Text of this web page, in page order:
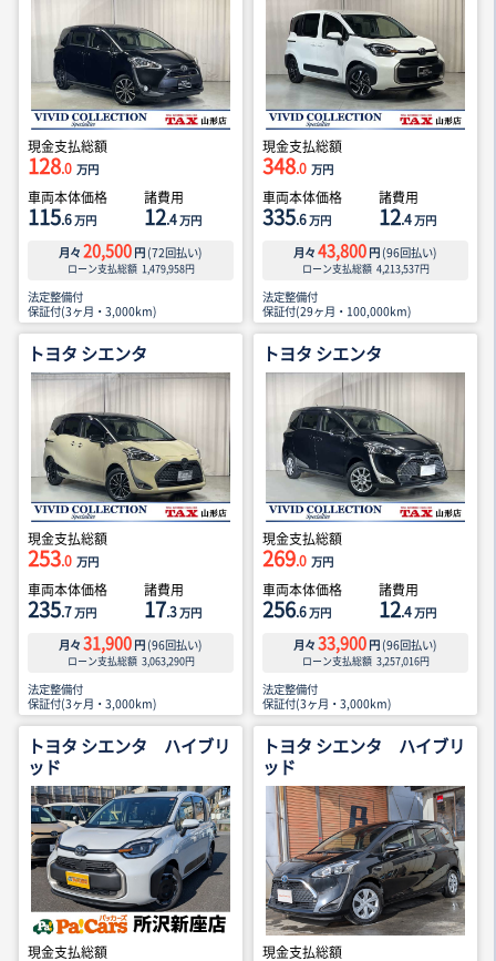
現金支払総額
128.0 万円
車両本体価格
115.6万円
諸費用
12.4万円
月々 20,500 円 (72回払い)
ローン支払総額 1,479,958円
法定整備付
保証付(3ヶ月・3,000km)
現金支払総額
348.0 万円
車両本体価格
335.6万円
諸費用
12.4万円
月々 43,800 円 (96回払い)
ローン支払総額 4,213,537円
法定整備付
保証付(29ヶ月・100,000km)
トヨタ シエンタ
現金支払総額
253.0 万円
車両本体価格
235.7万円
諸費用
17.3万円
月々 31,900 円 (96回払い)
ローン支払総額 3,063,290円
法定整備付
保証付(3ヶ月・3,000km)
トヨタ シエンタ
現金支払総額
269.0 万円
車両本体価格
256.6万円
諸費用
12.4万円
月々 33,900 円 (96回払い)
ローン支払総額 3,257,016円
法定整備付
保証付(3ヶ月・3,000km)
トヨタ シエンタ ハイブリ
ッド
現金支払総額
トヨタ シエンタ ハイブリ
ッド
現金支払総額